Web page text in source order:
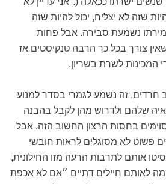
שזה לא יצליח, יכול להיות שזה
נשמעת סבירה. אבל פחות
צורך בכל כך הרבה טנקיסטים אז
המכינות לשרת בשריון.
חרדים, זה נשמע לגמרי בסדר למנוע
שלהם ולדרוש מהן לקבל בהבנה
בחסות הרצון החשוב הזה. אבל
פשוט לא מסוגלים לראות חובשי
אותם לתרבות הרעה מזו החילונית,
לאותם חיילים דתיים ״אם לא אכפת